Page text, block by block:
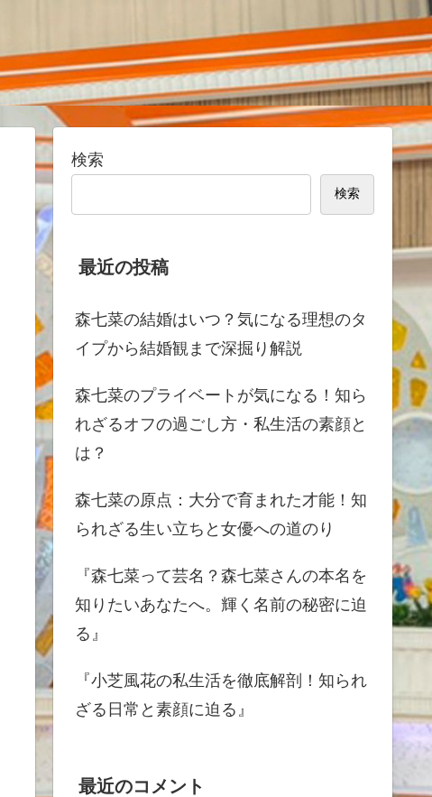
検索
検索
最近の投稿
森七菜の結婚はいつ？気になる理想のタ
イプから結婚観まで深掘り解説
森七菜のプライベートが気になる！知ら
れざるオフの過ごし方・私生活の素顔と
は？
森七菜の原点：大分で育まれた才能！知
られざる生い立ちと女優への道のり
『森七菜って芸名？森七菜さんの本名を
知りたいあなたへ。輝く名前の秘密に迫
る』
『小芝風花の私生活を徹底解剖！知られ
ざる日常と素顔に迫る』
最近のコメント